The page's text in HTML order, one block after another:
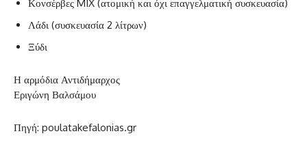
Κονσέρβες MIX (ατομική και όχι επαγγελματική συσκευασία)
Λάδι (συσκευασία 2 λίτρων)
Ξύδι
Η αρμόδια Αντιδήμαρχος
Εριγώνη Βαλσάμου
Πηγή: poulatakefalonias.gr